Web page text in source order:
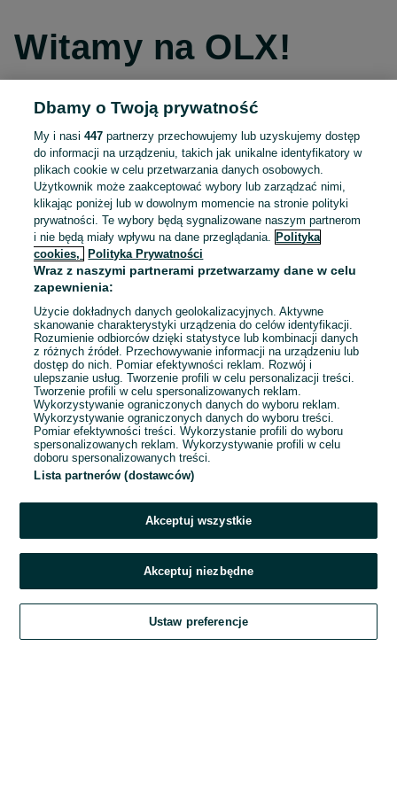
Witamy na OLX!
Kontynuuj przez Facebooka
Kontynuuj przez konto Apple
Kontynuuj przez konto Google
LUB
E-mail
Hasło
Zaloguj się
Kontynuując za pośrednictwem jednego z dostawców wskazanych powyżej,
OLX.pl w jego aktualnym brzmieniu.
Dbamy o Twoją prywatność
My i nasi447 partnerzy przechowujemy lub uzyskujemy dostęp
do informacji na urządzeniu, takich jak unikalne identyfikatory w
plikach cookie w celu przetwarzania danych osobowych.
Użytkownik może zaakceptować wybory lub zarządzać nimi,
klikając poniżej lub w dowolnym momencie na stronie polityki
prywatności. Te wybory będą sygnalizowane naszym partnerom
i nie będą miały wpływu na dane przeglądania.
Polityka
cookies,
Polityka Prywatności
Wraz z naszymi partnerami przetwarzamy dane w celu
zapewnienia:
Użycie dokładnych danych geolokalizacyjnych. Aktywne
skanowanie charakterystyki urządzenia do celów identyfikacji.
Rozumienie odbiorców dzięki statystyce lub kombinacji danych
z różnych źródeł. Przechowywanie informacji na urządzeniu lub
dostęp do nich. Pomiar efektywności reklam. Rozwój i
ulepszanie usług. Tworzenie profili w celu personalizacji treści.
Tworzenie profili w celu spersonalizowanych reklam.
Wykorzystywanie ograniczonych danych do wyboru reklam.
Wykorzystywanie ograniczonych danych do wyboru treści.
Pomiar efektywności treści. Wykorzystanie profili do wyboru
spersonalizowanych reklam. Wykorzystywanie profili w celu
doboru spersonalizowanych treści.
Lista partnerów (dostawców)
Akceptuj wszystkie
Akceptuj niezbędne
Ustaw preferencje